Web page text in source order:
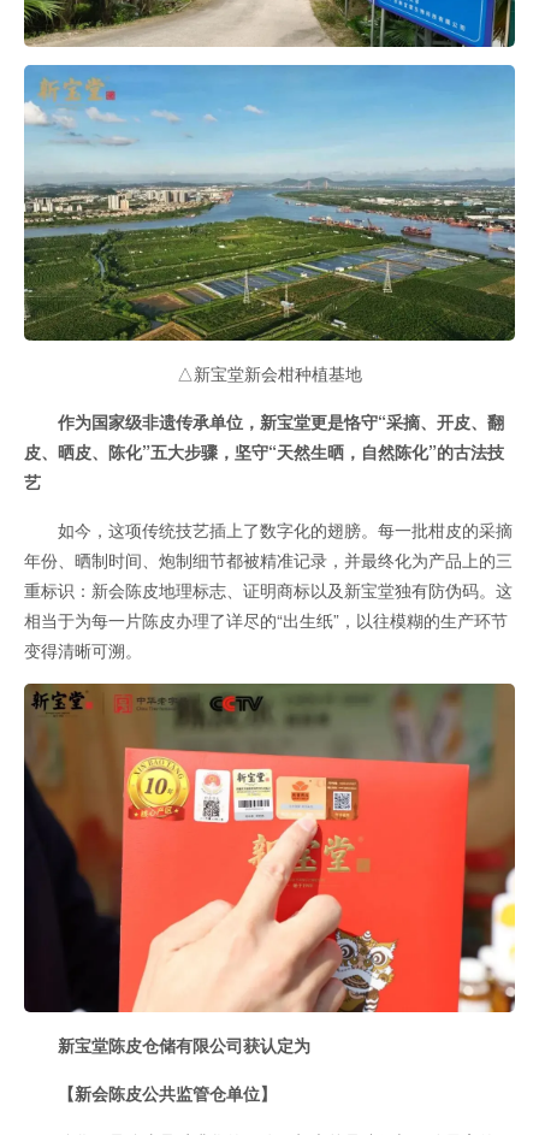
△新宝堂新会柑种植基地
作为国家级非遗传承单位，新宝堂更是恪守“采摘、开皮、翻
皮、晒皮、陈化”五大步骤，坚守“天然生晒，自然陈化”的古法技
艺
如今，这项传统技艺插上了数字化的翅膀。每一批柑皮的采摘
年份、晒制时间、炮制细节都被精准记录，并最终化为产品上的三
重标识：新会陈皮地理标志、证明商标以及新宝堂独有防伪码。这
相当于为每一片陈皮办理了详尽的“出生纸”，以往模糊的生产环节
变得清晰可溯。
新宝堂陈皮仓储有限公司获认定为
【新会陈皮公共监管仓单位】